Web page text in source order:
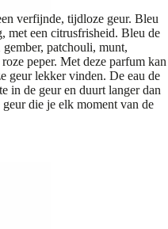
verfijnde, tijdloze geur. Bleu
met een citrusfrisheid. Bleu de
patchouli, munt,
peper. Met deze parfum kan
geur lekker vinden. De eau de
in de geur en duurt langer dan
die je elk moment van de